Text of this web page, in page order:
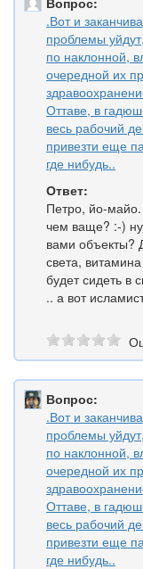
.Вот и
проблемы
по наклонной,
очередной их
Оттаве, в
весь рабочий
привезти еще
где нибудь..
Ответ:
Петро, йо-
чем ваще? :-)
вами объекты?
света,
будет сидеть в
.. а вот
Вопрос:
.Вот и
проблемы
по наклонной,
очередной их
Оттаве, в
весь рабочий
привезти еще
где нибудь..